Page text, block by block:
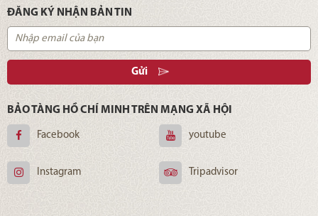
ĐĂNG KÝ NHẬN BẢN TIN
Gửi
BẢO TÀNG HỒ CHÍ MINH TRÊN MẠNG XÃ HỘI
Facebook youtube
Instagram Tripadvisor